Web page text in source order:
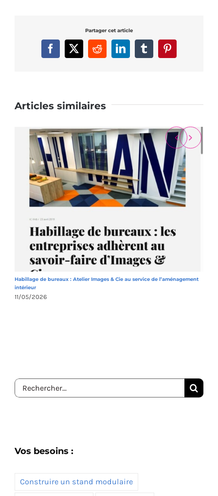
Partager cet article
Facebook
X RedditLinkedInTumblrPinterest
Articles similaires
Habillage de bureaux : Atelier Images & Cie au service de l’aménagement
intérieur
11/05/2026
Rechercher:
Vos besoins :
Construire un stand modulaire